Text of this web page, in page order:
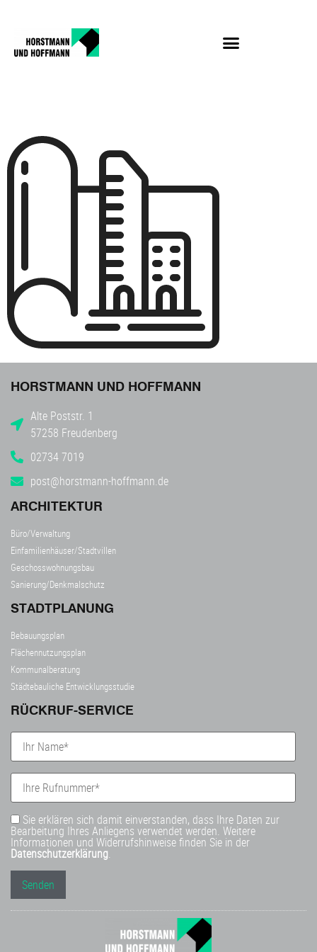
HORSTMANN UND HOFFMANN
Alte Poststr. 1
57258 Freudenberg
02734 7019
post@horstmann-hoffmann.de
ARCHITEKTUR
Büro/Verwaltung
Einfamilienhäuser/Stadtvillen
Geschosswohnungsbau
Sanierung/Denkmalschutz
STADTPLANUNG
Bebauungsplan
Flächennutzungsplan
Kommunalberatung
Städtebauliche Entwicklungsstudie
RÜCKRUF-SERVICE
Sie erklären sich damit einverstanden, dass Ihre Daten zur
Bearbeitung Ihres Anliegens verwendet werden. Weitere
Informationen und Widerrufshinweise finden Sie in der
Datenschutzerklärung.